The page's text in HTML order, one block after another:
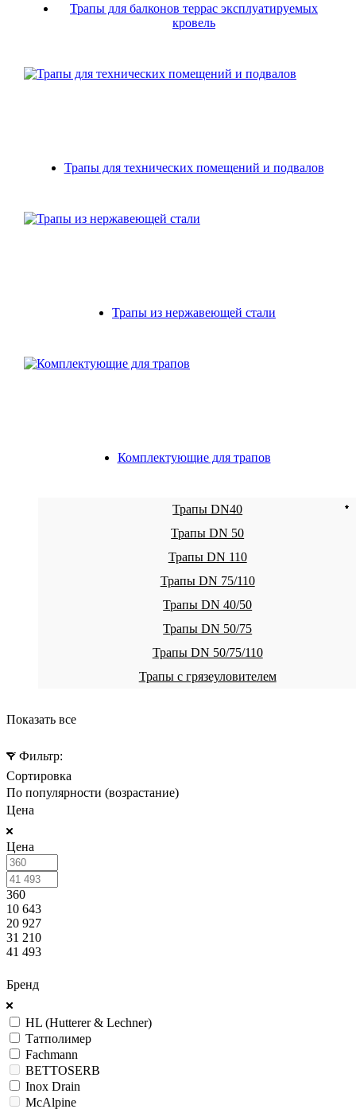
Трапы для балконов террас эксплуатируемых
кровель
Трапы для технических помещений и подвалов
Трапы из нержавеющей стали
Комплектующие для трапов
Трапы DN40
Трапы DN 50
Трапы DN 110
Трапы DN 75/110
Трапы DN 40/50
Трапы DN 50/75
Трапы DN 50/75/110
Трапы с грязеуловителем
Показать все
Фильтр:
Сортировка
По популярности (возрастание)
Цена
Цена
360
10 643
20 927
31 210
41 493
Бренд
HL (Hutterer & Lechner)
Татполимер
Fachmann
BETTOSERB
Inox Drain
McAlpine